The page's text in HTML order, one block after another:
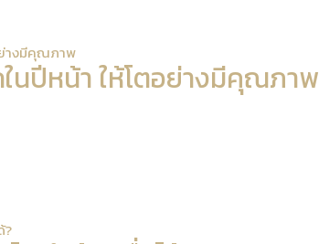
างมีคุณภาพ
นปีหน้า ให้โตอย่างมีคุณภาพ
?